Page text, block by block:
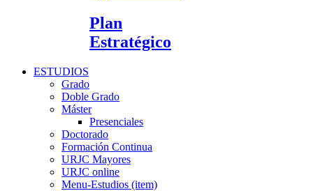
Plan
Estratégico
ESTUDIOS
Grado
Doble Grado
Máster
Presenciales
Doctorado
Formación Continua
URJC Mayores
URJC online
Menu-Estudios (item)